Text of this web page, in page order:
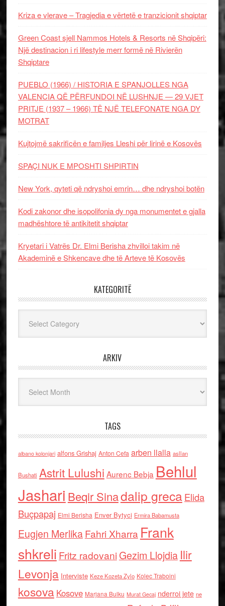
Kriza e vlerave – Tragjedia e vërtetë e tranzicionit shqiptar
Green Coast sjell Nammos Hotels & Resorts në Shqipëri:
Një destinacion i ri lifestyle merr formë në Rivierën
Shqiptare
PUEBLO (1966) / HISTORIA E SPANJOLLES NGA
VALENCIA QË PËRFUNDOI NË LUSHNJE — 29 VJET
PRITJE (1937 – 1966) TË NJË TELEFONATE NGA DY
MOTRAT
Kujtojmë sakrificën e familjes Lleshi për lirinë e Kosovës
SPAÇI NUK E MPOSHTI SHPIRTIN
New York, qyteti që ndryshoi emrin… dhe ndryshoi botën
Kodi zakonor dhe isopolifonia dy nga monumentet e gjalla
madhështore të antikitetit shqiptar
Kryetari i Vatrës Dr. Elmi Berisha zhvilloi takim në
Akademinë e Shkencave dhe të Arteve të Kosovës
KATEGORITË
ARKIV
TAGS
albano kolonjari alfons Grishaj Anton Cefa arben llalla asllan
Bushati Astrit Lulushi Aurenc Bebja Behlul
Jashari Beqir Sinadalip grecaElida
Buçpapaj Elmi Berisha Enver Bytyci Ermira Babamusta
Eugjen MerlikaFahri Xharra Frank
shkreli Fritz radovaniGezim Llojdia Ilir
Levonja Interviste Keze Kozeta Zylo Kolec Traboini
kosova Kosove Marjana Bulku Murat Gecaj nderroi jete ne